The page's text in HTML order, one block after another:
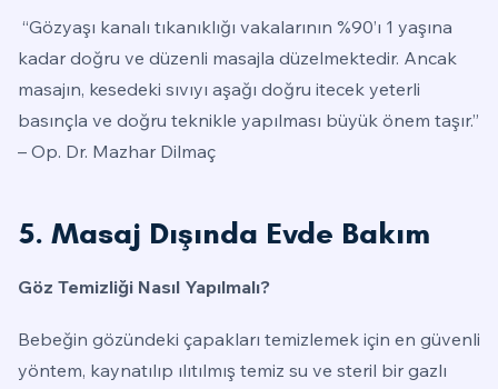
“Gözyaşı kanalı tıkanıklığı vakalarının %90’ı 1 yaşına
kadar doğru ve düzenli masajla düzelmektedir. Ancak
masajın, kesedeki sıvıyı aşağı doğru itecek yeterli
basınçla ve doğru teknikle yapılması büyük önem taşır.”
– Op. Dr. Mazhar Dilmaç
5. Masaj Dışında Evde Bakım
Göz Temizliği Nasıl Yapılmalı?
Bebeğin gözündeki çapakları temizlemek için en güvenli
yöntem, kaynatılıp ılıtılmış temiz su ve steril bir gazlı